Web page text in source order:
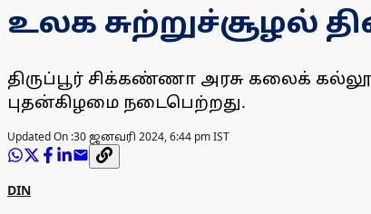
உலக சுற்றுச்சூழல்
திருப்பூர் சிக்கண்ணா அரசு கலைக்
புதன்கிழமை நடைபெற்றது.
Updated On :30 ஜனவரி 2024, 6:44 pm IST
DIN